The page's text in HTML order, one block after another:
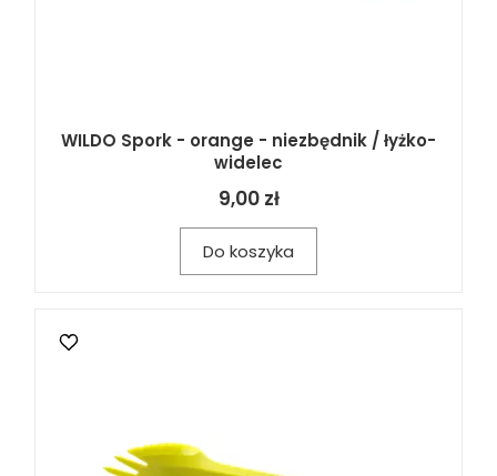
WILDO Spork - orange - niezbędnik / łyżko-
widelec
9,00 zł
Do koszyka